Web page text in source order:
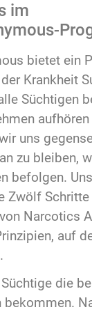
im
bietet ein
Krankheit
Süchtigen
uns
zu bleiben,
befolgen.
Zwölf
Narcotics
auf
die
bekommen.